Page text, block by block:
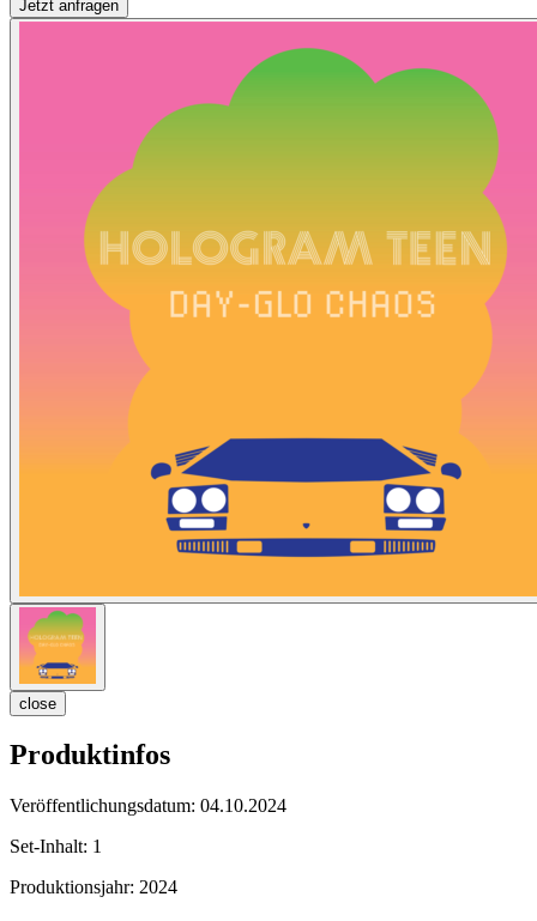
close
Produktinfos
Veröffentlichungsdatum: 04.10.2024
Set-Inhalt: 1
Produktionsjahr: 2024